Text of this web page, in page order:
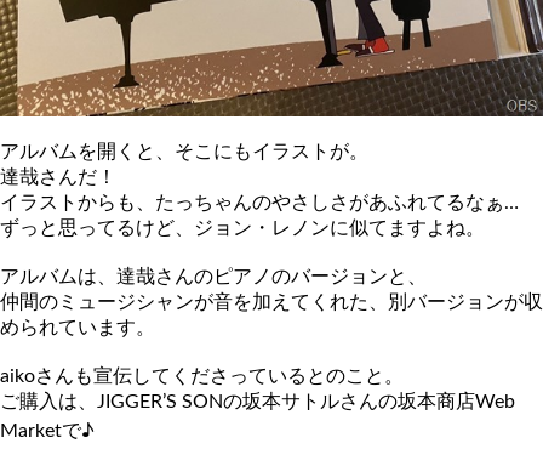
アルバムを開くと、そこにもイラストが。
達哉さんだ！
イラストからも、たっちゃんのやさしさがあふれてるなぁ…
ずっと思ってるけど、ジョン・レノンに似てますよね。
アルバムは、達哉さんのピアノのバージョンと、
仲間のミュージシャンが音を加えてくれた、別バージョンが収
められています。
aikoさんも宣伝してくださっているとのこと。
ご購入は、JIGGER’S SONの坂本サトルさんの坂本商店Web
Marketで♪